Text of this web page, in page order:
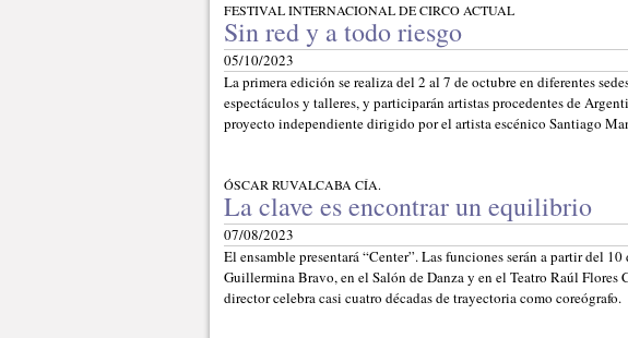
FESTIVAL INTERNACIONAL DE CIRCO ACTUAL
Sin red y a todo riesgo
05/10/2023
La primera edición se realiza del 2 al 7 de octubre en diferentes
espectáculos y talleres, y participarán artistas procedentes de
proyecto independiente dirigido por el artista escénico Santiago
ÓSCAR RUVALCABA CÍA.
La clave es encontrar un equilibrio
07/08/2023
El ensamble presentará “Center”. Las funciones serán a partir del
Guillermina Bravo, en el Salón de Danza y en el Teatro Raúl Flores
director celebra casi cuatro décadas de trayectoria como coreógrafo.